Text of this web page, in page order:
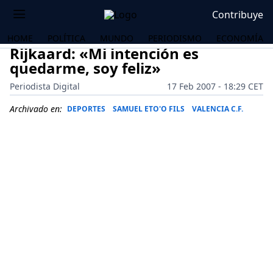
Contribuye
HOME POLÍTICA MUNDO PERIODISMO ECONOMÍA
Rijkaard: «Mi intención es
quedarme, soy feliz»
Periodista Digital
17 Feb 2007 - 18:29 CET
Archivado en: DEPORTES SAMUEL ETO'O FILS VALENCIA C.F.